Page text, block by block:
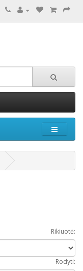
Rikiuotė:
Rodyti: